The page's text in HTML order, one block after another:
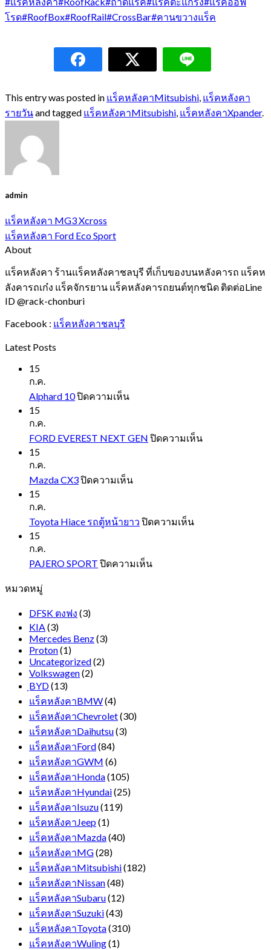
โรด#RoofBox#RoofRail#CrossBar#คานขวางแร็ค
This entry was posted in แร็คหลังคาMitsubishi, แร็คหลังคา
รายวันand tagged แร็คหลังคาMitsubishi, แร็คหลังคาXpander.
admin
แร็คหลังคา MG3 Xcross
แร็คหลังคา Ford Eco Sport
About
แร็คหลังคา ร้านแร็คหลังคาชลบุรี ที่เก็บของบนหลังคารถ แร็คห
ลังคารถเก๋ง แร็คจักรยาน แร็คหลังคารถยนต์ทุกชนิด ติดต่อLine
ID @rack-chonburi
Facebook : แร็คหลังคาชลบุรี
Latest Posts
15
ก.ค.
Alphard 10ปิดความเห็นบน
15
ก.ค.
FORD EVEREST NEXT GEN ปิดความเห็นบน
15
ก.ค.
Mazda CX3ปิดความเห็นบน
15
ก.ค.
Toyota Hiace รถตู้หน้ายาว ปิดความเห็นบน
15
ก.ค.
PAJERO SPORT ปิดความเห็นบน
หมวดหมู่
DFSK ตงฟง (3)
KIA(3)
Mercedes Benz(3)
Proton(1)
Uncategorized(2)
Volkswagen(2)
ฺBYD(13)
แร็คหลังคาBMW(4)
แร็คหลังคาChevrolet(30)
แร็คหลังคาDaihutsu(3)
แร็คหลังคาFord(84)
แร็คหลังคาGWM (6)
แร็คหลังคาHonda(105)
แร็คหลังคาHyundai(25)
แร็คหลังคาIsuzu(119)
แร็คหลังคาJeep(1)
แร็คหลังคาMazda(40)
แร็คหลังคาMG(28)
แร็คหลังคาMitsubishi(182)
แร็คหลังคาNissan(48)
แร็คหลังคาSubaru(12)
แร็คหลังคาSuzuki(43)
แร็คหลังคาToyota(310)
แร็คหลังคาWuling(1)